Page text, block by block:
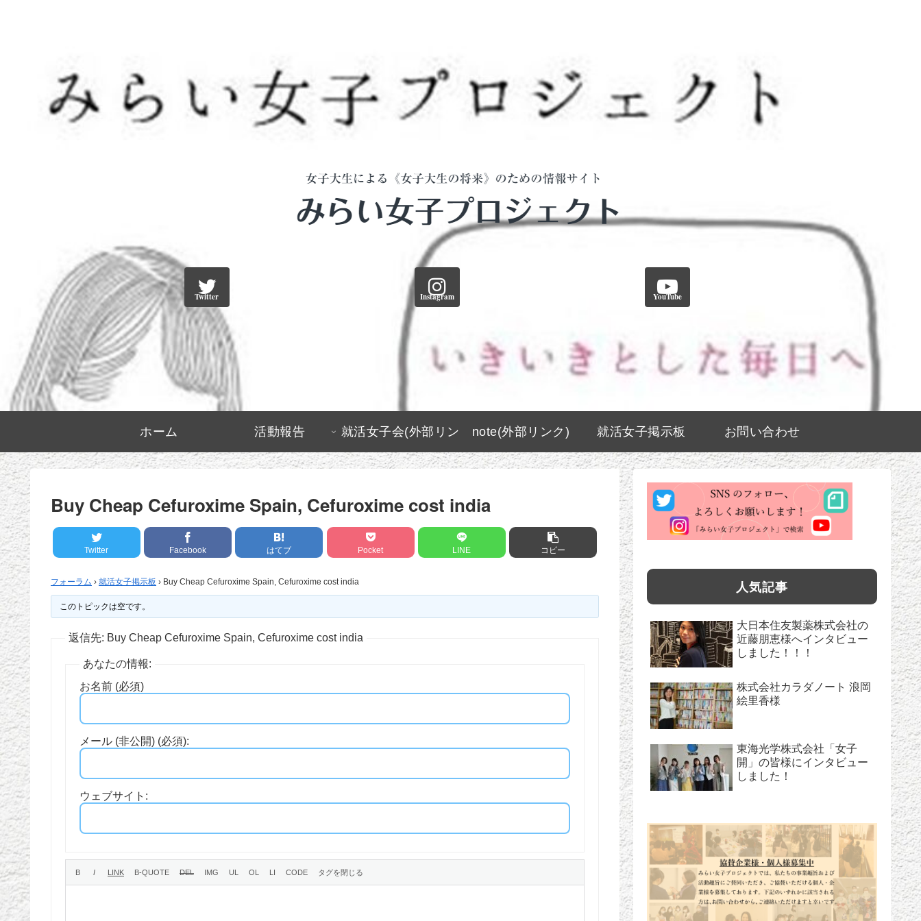
Twitter Instagram YouTube
ホーム 活動報告 就活女子会(外部リン
ク)
note(外部リンク) 就活女子掲示板 お問い合わせ
Buy Cheap Cefuroxime Spain, Cefuroxime cost india
Twitter Facebook はてブ Pocket LINE コピー
フォーラム › 就活女子掲示板 › Buy Cheap Cefuroxime Spain, Cefuroxime cost india
このトピックは空です。
返信先: Buy Cheap Cefuroxime Spain, Cefuroxime cost india
あなたの情報:
お名前 (必須)
メール (非公開) (必須):
ウェブサイト:
人気記事
大日本住友製薬株式会社の
近藤朋恵様へインタビュー
しました！！！
株式会社カラダノート 浪岡
絵里香様
東海光学株式会社「女子
開」の皆様にインタビュー
しました！